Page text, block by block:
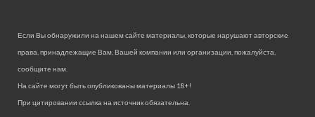
Если Вы обнаружили на нашем сайте материалы, которые нарушают авторские
права, принадлежащие Вам, Вашей компании или организации, пожалуйста,
сообщите нам.
На сайте могут быть опубликованы материалы 18+!
При цитировании ссылка на источник обязательна.